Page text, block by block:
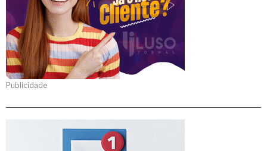
Publicidade